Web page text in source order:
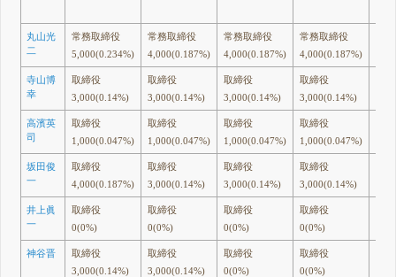
丸山光
二
常務取締役
5,000(0.234%)
常務取締役
4,000(0.187%)
常務取締役
4,000(0.187%)
常務取締役
4,000(0.187%)
寺山博
幸
取締役
3,000(0.14%)
取締役
3,000(0.14%)
取締役
3,000(0.14%)
取締役
3,000(0.14%)
高濱英
司
取締役
1,000(0.047%)
取締役
1,000(0.047%)
取締役
1,000(0.047%)
取締役
1,000(0.047%)
坂田俊
一
取締役
4,000(0.187%)
取締役
3,000(0.14%)
取締役
3,000(0.14%)
取締役
3,000(0.14%)
井上眞
一
取締役
0(0%)
取締役
0(0%)
取締役
0(0%)
取締役
0(0%)
神谷晋
取締役
3,000(0.14%)
取締役
3,000(0.14%)
取締役
0(0%)
取締役
0(0%)